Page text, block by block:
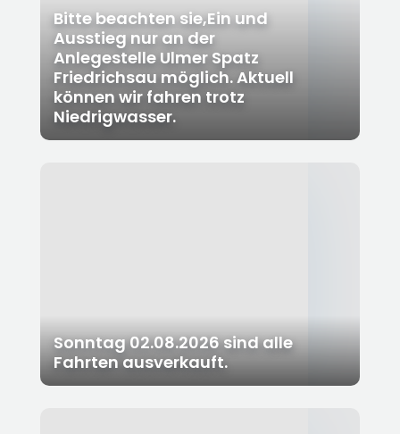
Bitte beachten sie,Ein und
Ausstieg nur an der
Anlegestelle Ulmer Spatz
Friedrichsau möglich. Aktuell
können wir fahren trotz
Niedrigwasser.
Sonntag 02.08.2026 sind alle
Fahrten ausverkauft.